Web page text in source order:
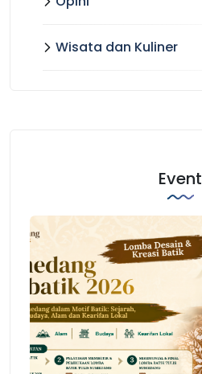
Wisata dan Kuliner
Event